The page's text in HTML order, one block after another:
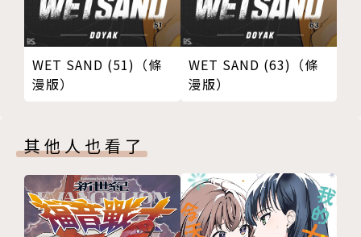
作者簡介
米奇鰻
枚。
現在晶櫻都在宅勤務，偶爾才會進公司工作。
她進公司那天早上存糧都會剛好耗盡，
就能免煮飯偷跑去她沒興趣的景點獨自偷歡！
然而這絕對只是巧合……
WET SAND (51)（條
漫版）
WET SAND (63)（條
漫版）
其他人也看了